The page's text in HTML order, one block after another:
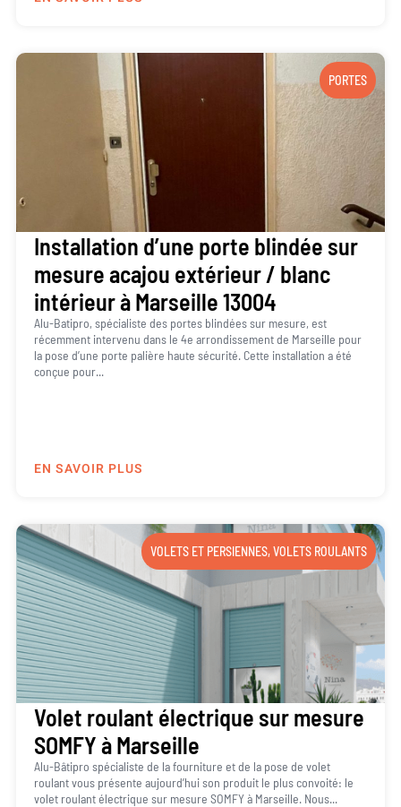
PORTES
Installation d’une porte blindée sur
mesure acajou extérieur / blanc
intérieur à Marseille 13004
Alu-Batipro, spécialiste des portes blindées sur mesure, est
récemment intervenu dans le 4e arrondissement de Marseille pour
la pose d’une porte palière haute sécurité. Cette installation a été
conçue pour...
EN SAVOIR PLUS
VOLETS ET PERSIENNES,VOLETS ROULANTS
Volet roulant électrique sur mesure
SOMFY à Marseille
Alu-Bâtipro spécialiste de la fourniture et de la pose de volet
roulant vous présente aujourd’hui son produit le plus convoité: le
volet roulant électrique sur mesure SOMFY à Marseille. Nous...